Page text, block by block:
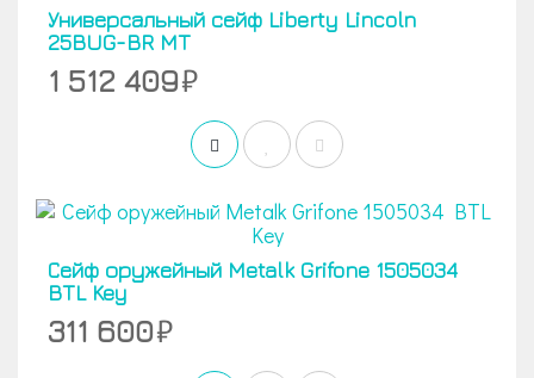
Универсальный сейф Liberty Lincoln
25BUG-BR MT
1 512 409
Сейф оружейный Metalk Grifone 1505034
BTL Key
311 600